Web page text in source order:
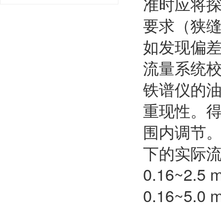
要求（狭
如发现偏
流量系统
铁谱仪的
重现性。
围内调节
下的实际
0.16~2.5
0.16~5.0